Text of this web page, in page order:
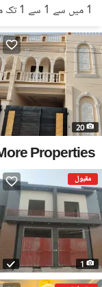
1 میں سے 1 سے 1 تک مکانات
20
Properties
مقبول
1